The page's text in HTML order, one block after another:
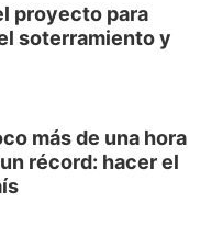
proyecto para
soterramiento y
más de una hora
récord: hacer el